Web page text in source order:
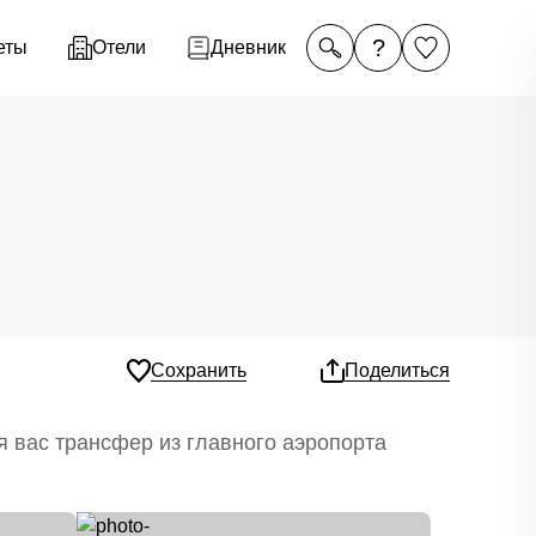
Отели Дневник ?
Сохранить Поделиться
трансфер из главного аэропорта